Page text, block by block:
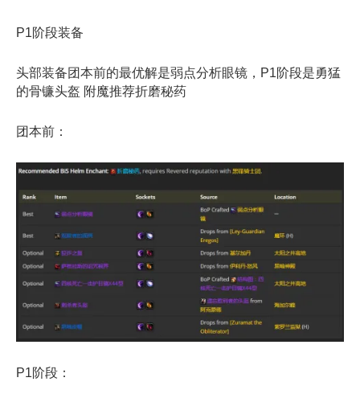
P1阶段装备
头部装备团本前的最优解是弱点分析眼镜，P1阶段是勇猛
的骨镰头盔 附魔推荐折磨秘药
团本前：
P1阶段：